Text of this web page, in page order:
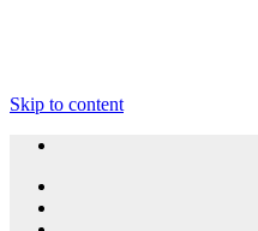
Skip to content